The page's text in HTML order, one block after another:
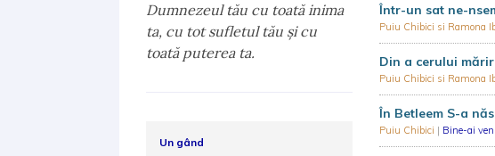
Într-un sat ne-
Puiu Chibici si Ramona
Din a cerului
Puiu Chibici si Ramona
În Betleem S-a
Puiu Chibici | Bine-ai
Dumnezeul tău cu toată inima
ta, cu tot sufletul tău şi cu
toată puterea ta.
Un gând